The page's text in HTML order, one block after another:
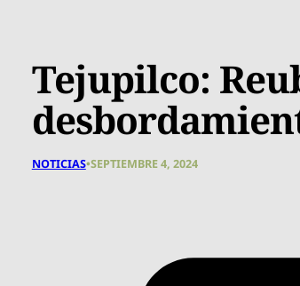
Tejupilco:
NOTICIAS•SEPTIEMBRE 4, 2024